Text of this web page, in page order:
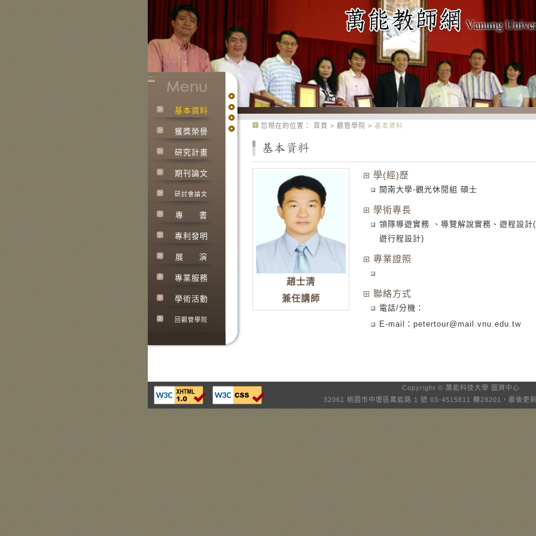
:::
基本資料
獲獎榮譽
研究計畫
期刊論文
研討會論文
專 書
專利發明
展 演
專業服務
學術活動
回觀管學院
您現在的位置： 首頁 > 觀管學院 > 基本資料
趙士清
兼任講師
學(經)歷
開南大學-觀光休閒組 碩士
學術專長
領隊導遊實務 、導覽解說實務、遊程設計
遊行程設計)
專業證照
聯絡方式
電話/分機：
E-mail： petertour@mail.vnu.edu.tw
Copyright © 萬能科技大學 圖資中心
32061 桃園市中壢區萬能路 1 號 03-4515811 轉28201，最後更